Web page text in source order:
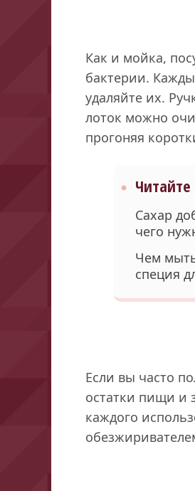
Как и мойка,
бактерии.
удаляйте их.
лоток можно
прогоняя
Сахар
чего
Чем
специя
Если вы часто
остатки пищи и
каждого